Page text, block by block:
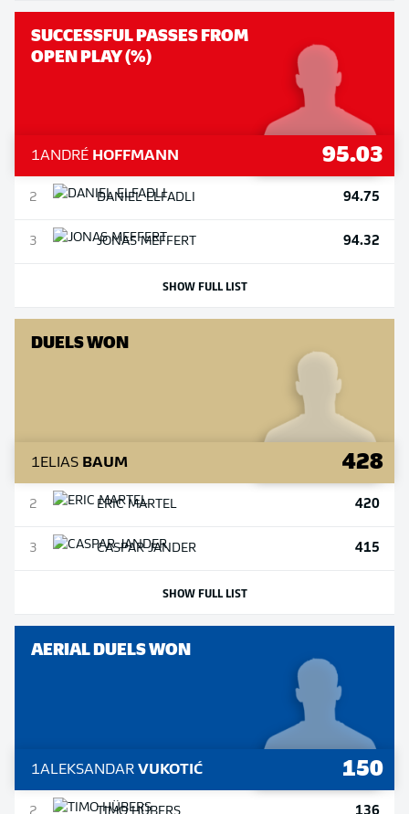
SUCCESSFUL PASSES FROM
OPEN PLAY (%)
1ANDRÉ HOFFMANN 95.03
2 DANIELELFADLI 94.75
3 JONASMEFFERT 94.32
SHOW FULL LIST
DUELS WON
1ELIAS BAUM 428
2 ERICMARTEL 420
3 CASPARJANDER 415
SHOW FULL LIST
AERIAL DUELS WON
1ALEKSANDAR VUKOTIĆ 150